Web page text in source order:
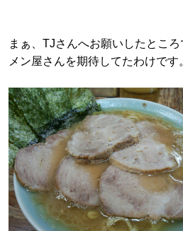
まぁ、TJさんへお願いしたとこ
メン屋さんを期待してたわけです